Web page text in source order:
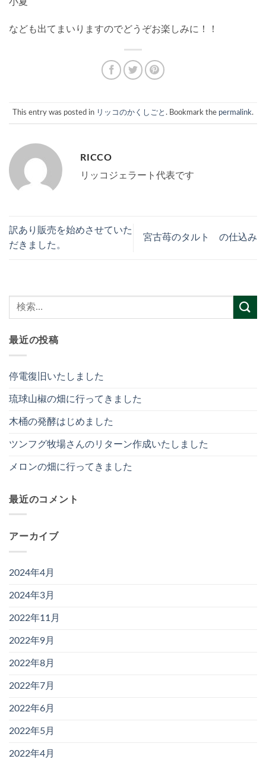
なども出てまいりますのでどうぞお楽しみに！！
This entry was posted in リッコのかくしごと . Bookmark the permalink.
RICCO
リッコジェラート代表です
訳あり販売を始めさせていた
だきました。
宮古苺のタルト の仕込み
最近の投稿
停電復旧いたしました
琉球山椒の畑に行ってきました
木桶の発酵はじめました
ツンフグ牧場さんのリターン作成いたしました
メロンの畑に行ってきました
最近のコメント
アーカイブ
2024年4月
2024年3月
2022年11月
2022年9月
2022年8月
2022年7月
2022年6月
2022年5月
2022年4月